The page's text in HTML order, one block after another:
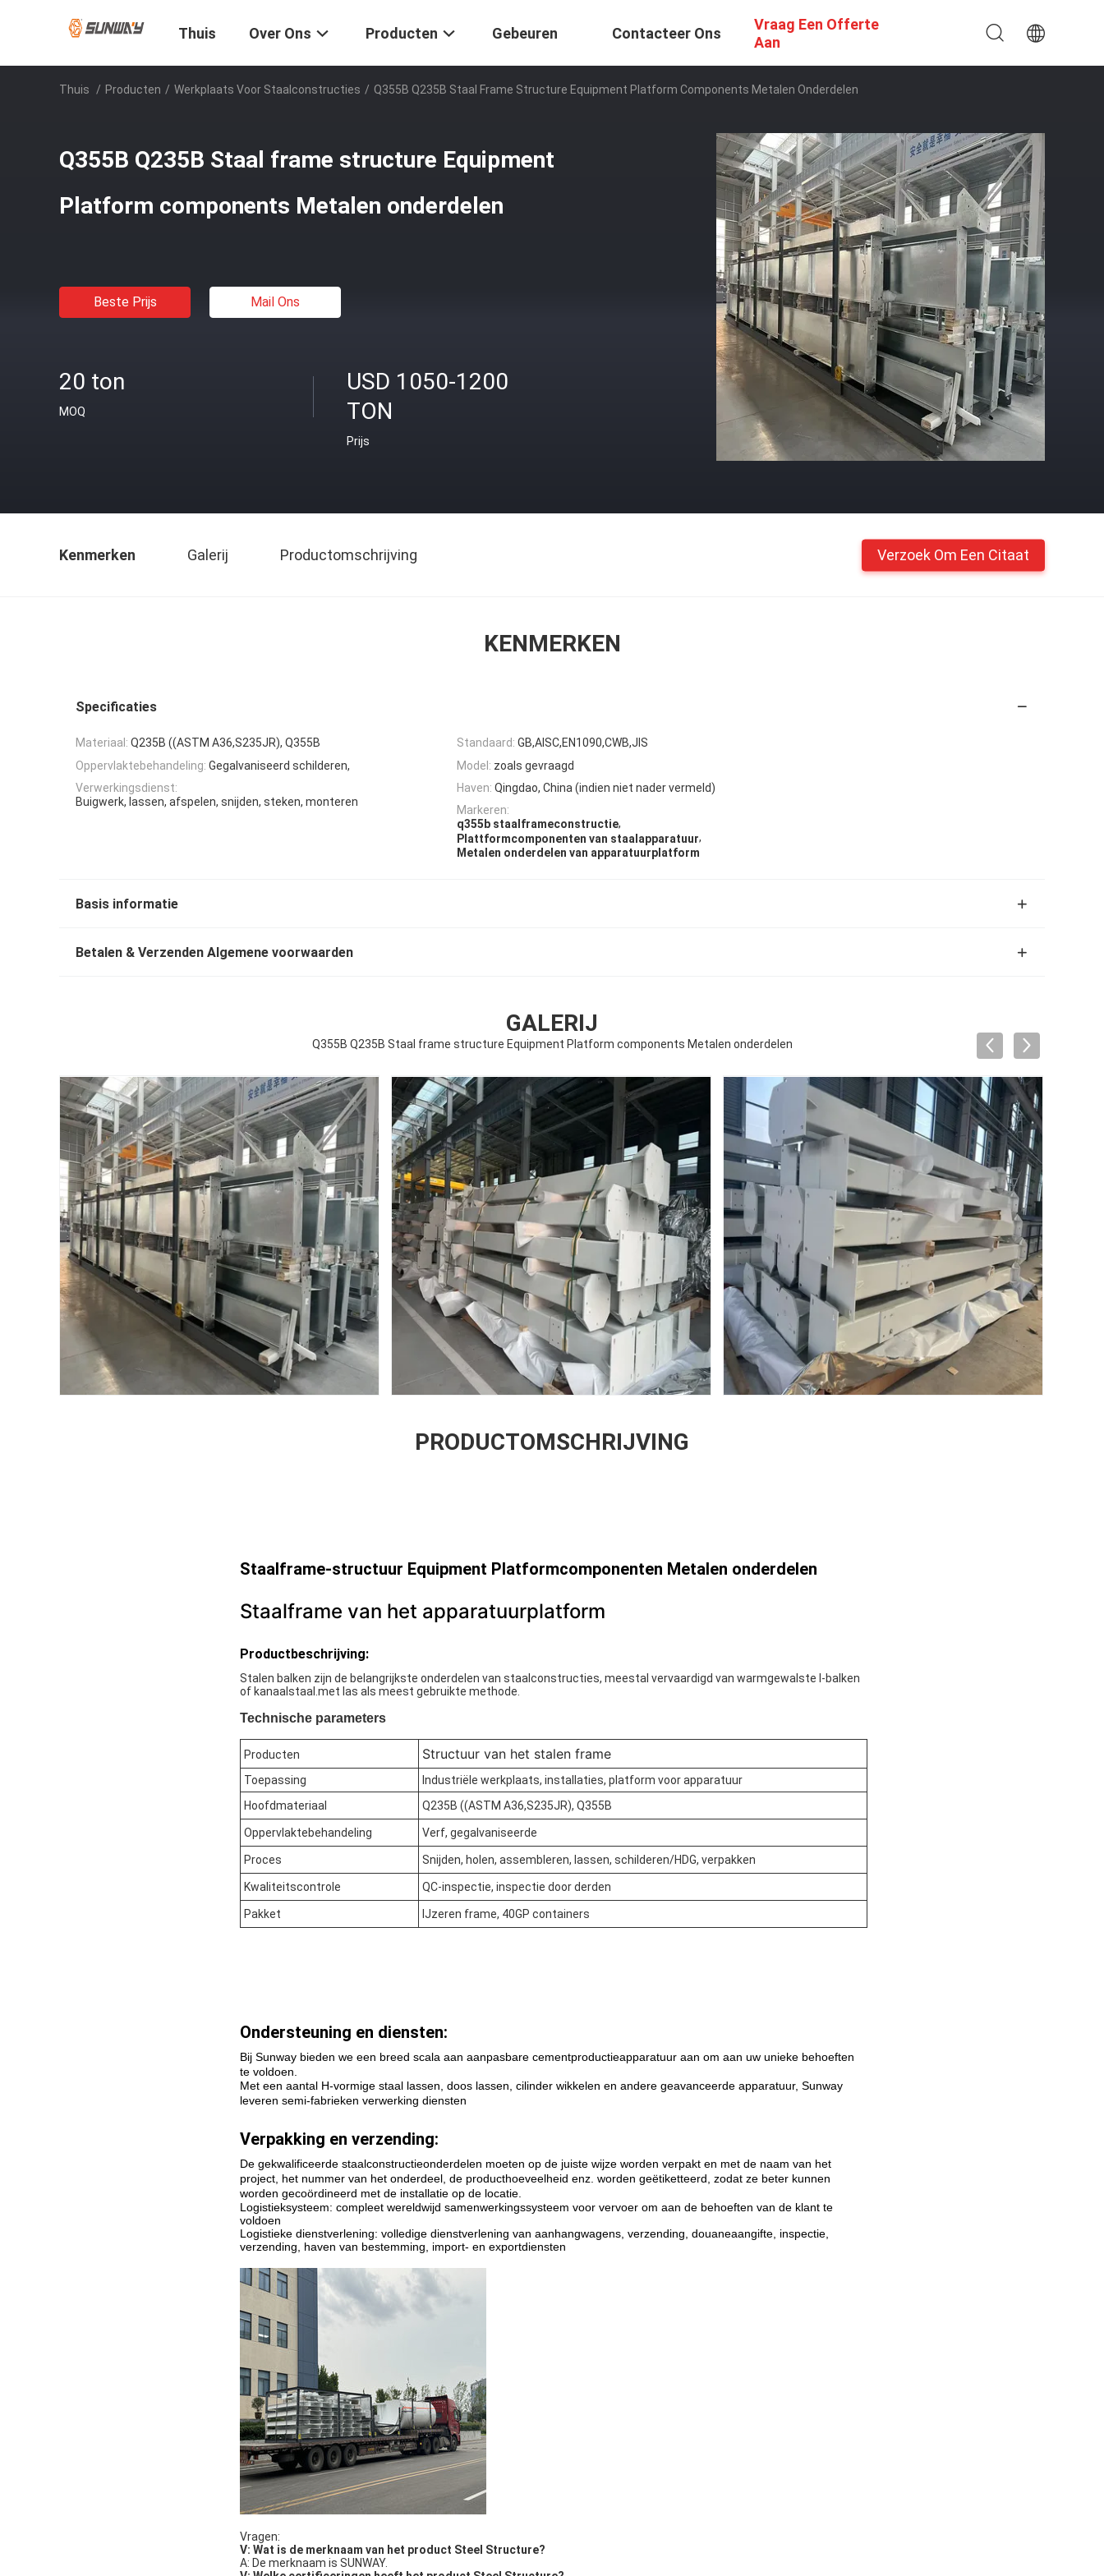
Thuis Over Ons Producten Gebeuren Contacteer Ons
Vraag Een Offerte
Aan
Thuis / Producten / Werkplaats Voor Staalconstructies / Q355B Q235B Staal Frame Structure Equipment Platform Components Metalen Onderdelen
Q355B Q235B Staal frame structure Equipment
Platform components Metalen onderdelen
Beste Prijs Mail Ons
20 ton
MOQ
USD 1050-1200
TON
Prijs
Kenmerken Galerij Productomschrijving Verzoek Om Een Citaat
KENMERKEN
Specificaties
Materiaal: Q235B ((ASTM A36,S235JR), Q355B Standaard: GB,AISC,EN1090,CWB,JIS
Oppervlaktebehandeling: Gegalvaniseerd schilderen, Model: zoals gevraagd
Verwerkingsdienst:
Buigwerk, lassen, afspelen, snijden, steken, monteren
Haven: Qingdao, China (indien niet nader vermeld)
Markeren:
q355b staalframeconstructie,
Plattformcomponenten van staalapparatuur,
Metalen onderdelen van apparatuurplatform
Basis informatie
Betalen & Verzenden Algemene voorwaarden
GALERIJ
Q355B Q235B Staal frame structure Equipment Platform components Metalen onderdelen
PRODUCTOMSCHRIJVING
Staalframe-structuur Equipment Platformcomponenten Metalen onderdelen
Staalframe van het apparatuurplatform
Productbeschrijving:
Stalen balken zijn de belangrijkste onderdelen van staalconstructies, meestal vervaardigd van warmgewalste I-balken
of kanaalstaal.met las als meest gebruikte methode.
Technische parameters
Producten Structuur van het stalen frame
Toepassing
Industriële werkplaats, installaties, platform voor apparatuur
Hoofdmateriaal
Q235B ((ASTM A36,S235JR), Q355B
Oppervlaktebehandeling Verf, gegalvaniseerde
Proces Snijden, holen, assembleren, lassen, schilderen/HDG, verpakken
Kwaliteitscontrole QC-inspectie, inspectie door derden
Pakket IJzeren frame, 40GP containers
Ondersteuning en diensten:
Bij Sunway bieden we een breed scala aan aanpasbare cementproductieapparatuur aan om aan uw unieke behoeften
te voldoen.
Met een aantal H-vormige staal lassen, doos lassen, cilinder wikkelen en andere geavanceerde apparatuur, Sunway
leveren semi-fabrieken verwerking diensten
Verpakking en verzending:
De gekwalificeerde staalconstructieonderdelen moeten op de juiste wijze worden verpakt en met de naam van het
project, het nummer van het onderdeel, de producthoeveelheid enz. worden geëtiketteerd, zodat ze beter kunnen
worden gecoördineerd met de installatie op de locatie.
Logistieksysteem: compleet wereldwijd samenwerkingssysteem voor vervoer om aan de behoeften van de klant te
voldoen
Logistieke dienstverlening: volledige dienstverlening van aanhangwagens, verzending, douaneaangifte, inspectie,
verzending, haven van bestemming, import- en exportdiensten
Vragen:
V: Wat is de merknaam van het product Steel Structure?
A: De merknaam is SUNWAY.